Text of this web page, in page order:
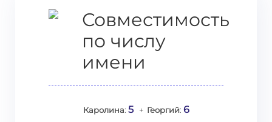
Совместимость
по числу
имени
Каролина: 5+ Георгий: 6